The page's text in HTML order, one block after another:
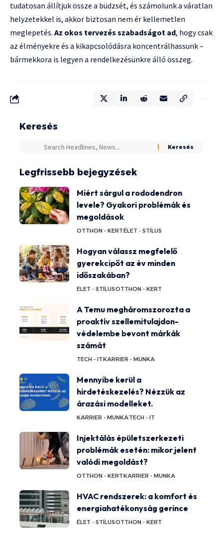
tudatosan állítjuk össze a büdzsét, és számolunk a váratlan
helyzetekkel is, akkor biztosan nem ér kellemetlen
meglepetés. Az okos tervezés szabadságot ad, hogy csak
az élményekre és a kikapcsolódásra koncentrálhassunk –
bármekkora is legyen a rendelkezésünkre álló összeg.
Keresés
Legfrissebb bejegyzések
Miért sárgul a rododendron
levele? Gyakori problémák és
megoldások
OTTHON - KERTÉLET - STÍLUS
Hogyan válassz megfelelő
gyerekcipőt az év minden
időszakában?
ÉLET - STÍLUSOTTHON - KERT
A Temu megháromszorozta a
proaktív szellemitulajdon-
védelembe bevont márkák
számát
TECH - ITKARRIER - MUNKA
Mennyibe kerül a
hirdetéskezelés? Nézzük az
árazási modelleket.
KARRIER - MUNKATECH - IT
Injektálás épületszerkezeti
problémák esetén: mikor jelent
valódi megoldást?
OTTHON - KERTKARRIER - MUNKA
HVAC rendszerek: a komfort és
energiahatékonyság gerince
ÉLET - STÍLUSOTTHON - KERT